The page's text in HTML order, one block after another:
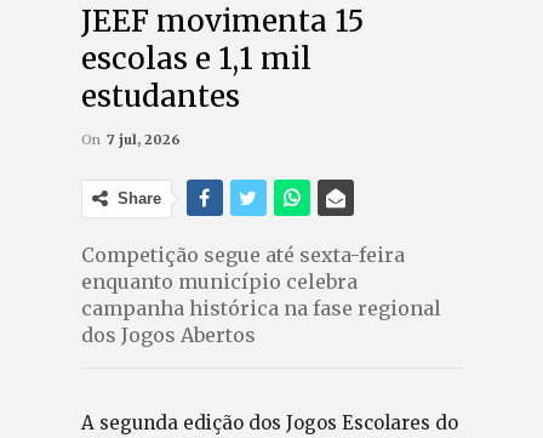
JEEF movimenta 15
escolas e 1,1 mil
estudantes
On 7 jul, 2026
Share
Competição segue até sexta-feira
enquanto município celebra
campanha histórica na fase regional
dos Jogos Abertos
A segunda edição dos Jogos Escolares do